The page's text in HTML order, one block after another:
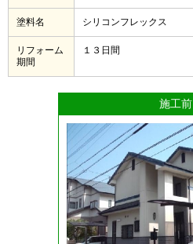
塗料名 シリコンフレックス
リフォーム
期間
１３日間
施工前